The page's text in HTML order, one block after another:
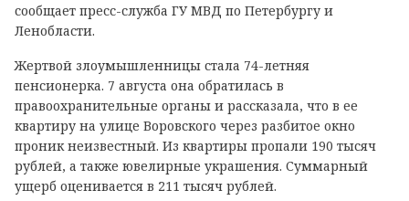
сообщает пресс-служба ГУ МВД по Петербургу и
Ленобласти.
Жертвой злоумышленницы стала 74-летняя
пенсионерка. 7 августа она обратилась в
правоохранительные органы и рассказала, что в ее
квартиру на улице Воровского через разбитое окно
проник неизвестный. Из квартиры пропали 190 тысяч
рублей, а также ювелирные украшения. Суммарный
ущерб оценивается в 211 тысяч рублей.